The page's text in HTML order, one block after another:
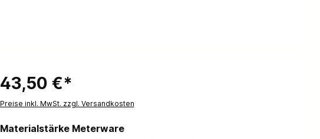
43,50 €*
Preise inkl. MwSt. zzgl. Versandkosten
Materialstärke Meterware